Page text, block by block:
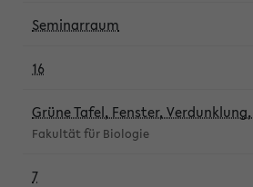
Seminarraum
16
Grüne Tafel, Fenster,
Fakultät für Biologie
7